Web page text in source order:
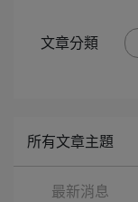
文章分類
所有文章主題
最新消息